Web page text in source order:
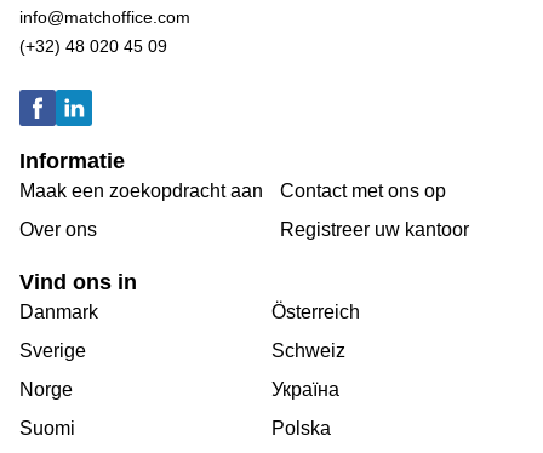
info@matchoffice.com
(+32) 48 020 45 09
Informatie
Maak een zoekopdracht aan
Over ons
Contact met ons op
Registreer uw kantoor
Vind ons in
Danmark
Sverige
Norge
Suomi
Österreich
Schweiz
Україна
Polska